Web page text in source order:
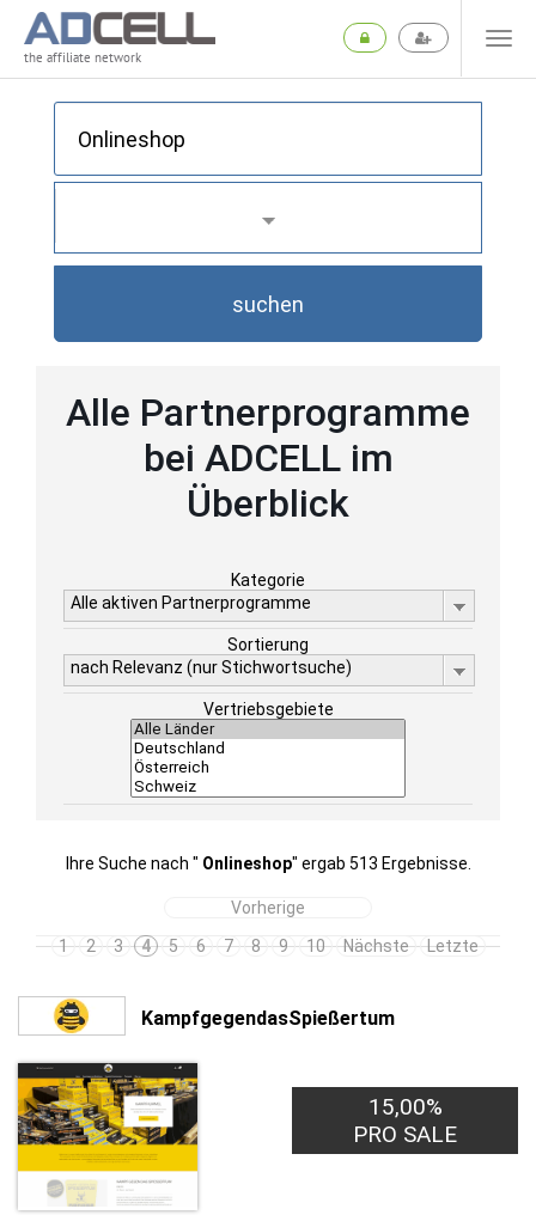
the affiliate network
suchen
Alle Partnerprogramme
bei ADCELL im
Überblick
Kategorie
Alle aktiven Partnerprogramme
Sortierung
nach Relevanz (nur Stichwortsuche)
Vertriebsgebiete
Ihre Suche nach " Onlineshop" ergab 513 Ergebnisse.
Vorherige
1
2 3 4 5 6 7 8 9 10 Nächste Letzte
KampfgegendasSpießertum
15,00%
PRO SALE